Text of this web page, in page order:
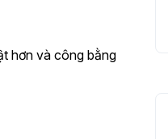
hơn và công bằng